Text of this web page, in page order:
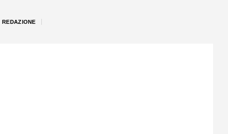
REDAZIONE